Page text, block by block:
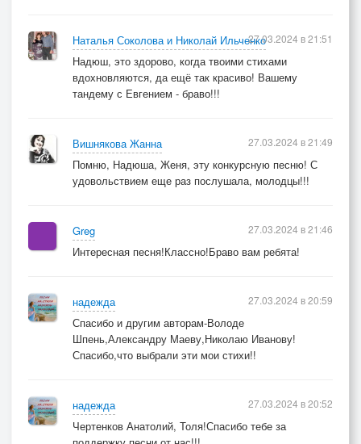
Наталья Соколова и Николай Ильченко
Надюш, это здорово, когда твоими стихами
вдохновляются, да ещё так красиво! Вашему
тандему с Евгением - браво!!!
27.03.2024 в 21:51
Вишнякова Жанна
Помню, Надюша, Женя, эту конкурсную песню! С
удовольствием еще раз послушала, молодцы!!!
27.03.2024 в 21:49
Greg
Интересная песня!Классно!Браво вам ребята!
27.03.2024 в 21:46
надежда
Спасибо и другим авторам-Володе
Шпень,Александру Маеву,Николаю Иванову!
Спасибо,что выбрали эти мои стихи!!
27.03.2024 в 20:59
надежда
Чертенков Анатолий, Толя!Спасибо тебе за
27.03.2024 в 20:52